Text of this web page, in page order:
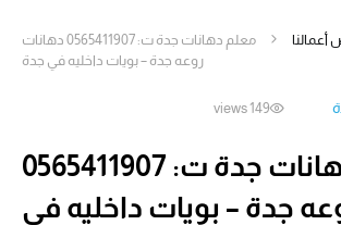
معلم دهانات جدة ت: 0565411907 دهانات
روعه جدة – بويات داخليه في جدة
149 views
معلم دهانات جدة ت: 0565411907
جدة – بويات داخليه في